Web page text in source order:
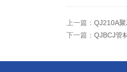
上一篇： QJ210A
下一篇： QJBCJ管